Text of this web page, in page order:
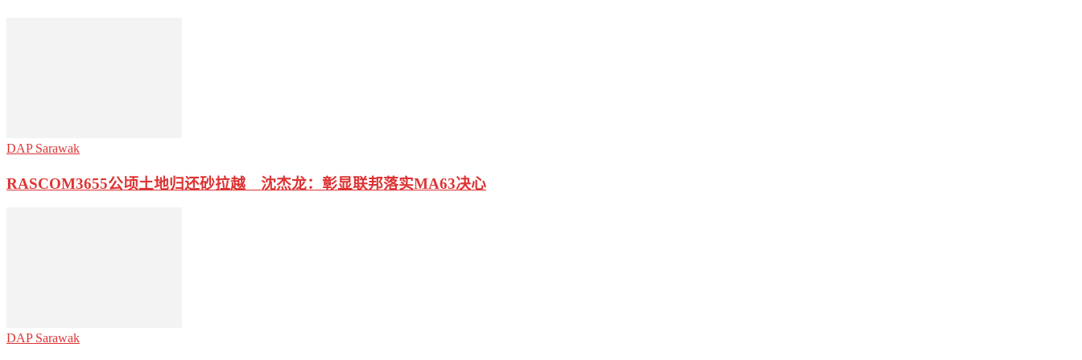
DAP Sarawak
RASCOM3655公顷土地归还砂拉越 沈杰龙：彰显联邦落实MA63决心
DAP Sarawak